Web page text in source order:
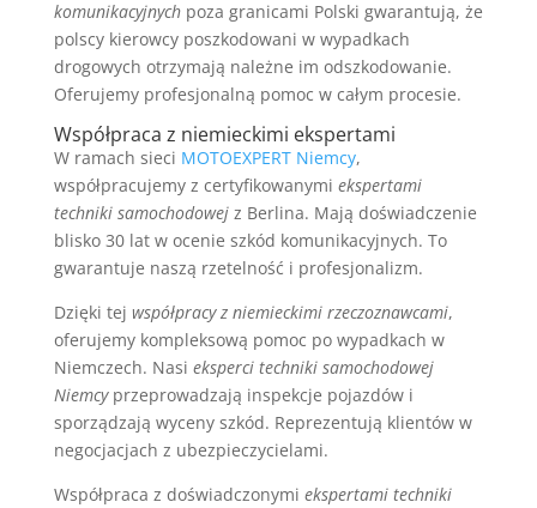
komunikacyjnychpoza granicami Polski gwarantują, że
polscy kierowcy poszkodowani w wypadkach
drogowych otrzymają należne im odszkodowanie.
Oferujemy profesjonalną pomoc w całym procesie.
Współpraca z niemieckimi ekspertami
W ramach sieci MOTOEXPERT Niemcy,
współpracujemy z certyfikowanymi ekspertami
techniki samochodowejz Berlina. Mają doświadczenie
blisko 30 lat w ocenie szkód komunikacyjnych. To
gwarantuje naszą rzetelność i profesjonalizm.
Dzięki tej współpracy z niemieckimi rzeczoznawcami,
oferujemy kompleksową pomoc po wypadkach w
Niemczech. Nasi eksperci techniki samochodowej
Niemcyprzeprowadzają inspekcje pojazdów i
sporządzają wyceny szkód. Reprezentują klientów w
negocjacjach z ubezpieczycielami.
Współpraca z doświadczonymi ekspertami techniki